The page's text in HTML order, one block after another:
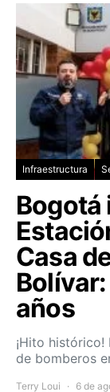
Infraestructura
Bogotá
Casa
años
¡Hito
de bomberos
Terry Loui 6 de